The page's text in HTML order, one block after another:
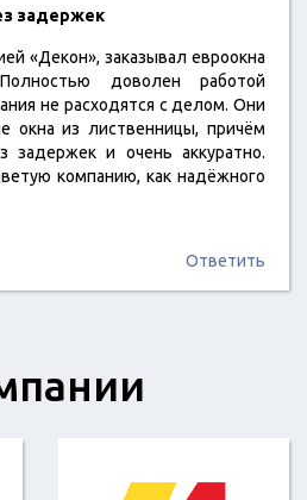
задержек
«Декон», заказывал евроокна
доволен работой
не расходятся с делом. Они
окна из лиственницы, причём
задержек и очень аккуратно.
компанию, как надёжного
Ответить